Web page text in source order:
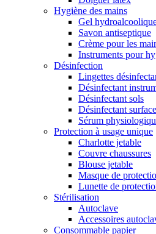
Hygiène des mains
Gel
Savon antiseptique
Crème pour les
Instruments pour
Désinfection
Lingettes
Désinfectant
Désinfectant sols
Désinfectant surface
Sérum
Protection à usage unique
Charlotte jetable
Couvre chaussures
Blouse jetable
Masque de
Lunette de
Stérilisation
Autoclave
Accessoires
Consommable papier